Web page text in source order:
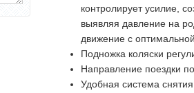
контролирует усилие,
выявляя давление на
движение с
Подножка коляски
Направление поездки
Удобная система